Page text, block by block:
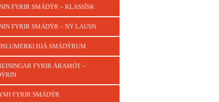
FYRIR SMÁDÝR – KLASSÍSK
FYRIR SMÁDÝR – NÝ LAUSN
HJÁ SMÁDÝRUM
FYRIR ÁRAMÓT –
FYRIR SMÁDÝR